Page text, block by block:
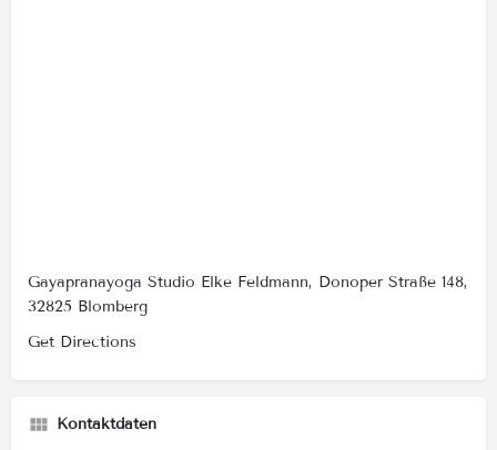
Gayapranayoga Studio Elke Feldmann, Donoper Straße 148,
32825 Blomberg
Get Directions
Kontaktdaten